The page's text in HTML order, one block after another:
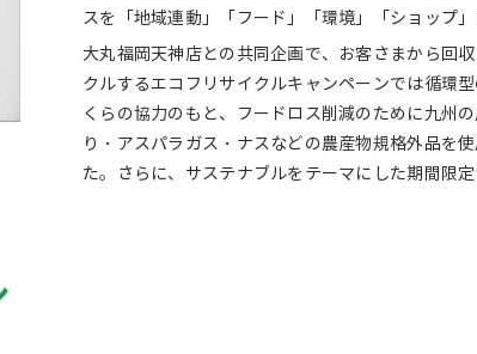
スを「地域連動」「フード」「環境」「ショップ
大丸福岡天神店との共同企画で、お客さまから回
クルするエコフリサイクルキャンペーンでは循環
くらの協力のもと、フードロス削減のために九州
り・アスパラガス・ナスなどの農産物規格外品を
た。さらに、サステナブルをテーマにした期間限